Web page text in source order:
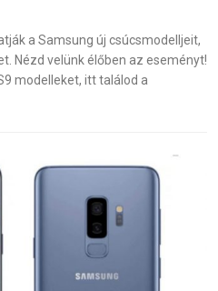
a Samsung új csúcsmodelljeit,
Nézd velünk élőben az eseményt!
modelleket, itt találod a